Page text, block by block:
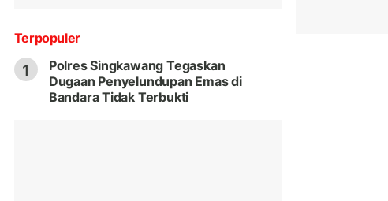
Terpopuler
1
Polres Singkawang Tegaskan
Dugaan Penyelundupan Emas di
Bandara Tidak Terbukti